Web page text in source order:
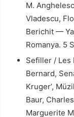
M.
Vladescu,
Berichit —
Romanya. 5
Sefiller / Les
Bernard,
Kruger’,
Baur,
Marguerite